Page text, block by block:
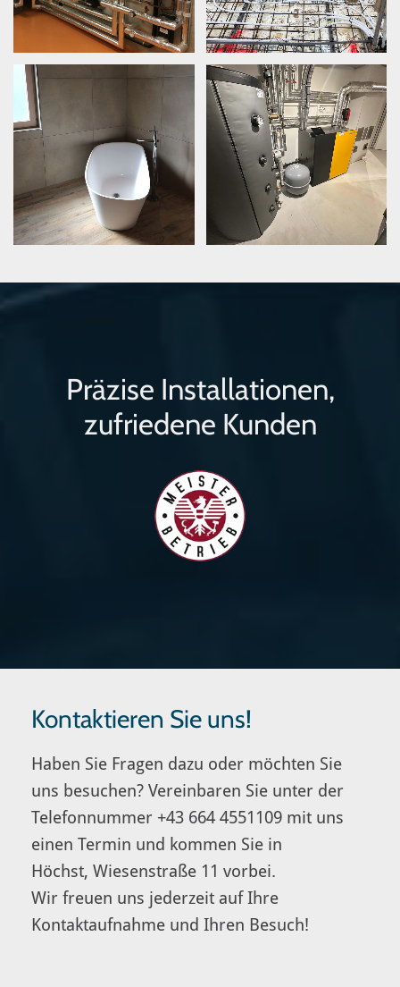
Präzise Installationen,
zufriedene Kunden
Kontaktieren Sie uns!
Haben Sie Fragen dazu oder möchten Sie
uns besuchen? Vereinbaren Sie unter der
Telefonnummer +43 664 4551109 mit uns
einen Termin und kommen Sie in
Höchst, Wiesenstraße 11 vorbei.
Wir freuen uns jederzeit auf Ihre
Kontaktaufnahme und Ihren Besuch!